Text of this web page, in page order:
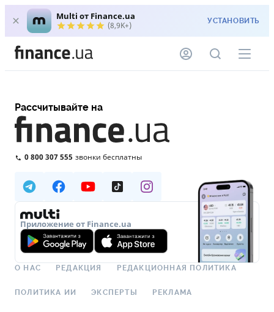
Multi от Finance.ua
(8,9K+) УСТАНОВИТЬ
Рассчитывайте на
0 800 307 555 звонки бесплатны
Приложение от Finance.ua
О НАС РЕДАКЦИЯ РЕДАКЦИОННАЯ ПОЛИТИКА
ПОЛИТИКА ИИ ЭКСПЕРТЫ РЕКЛАМА